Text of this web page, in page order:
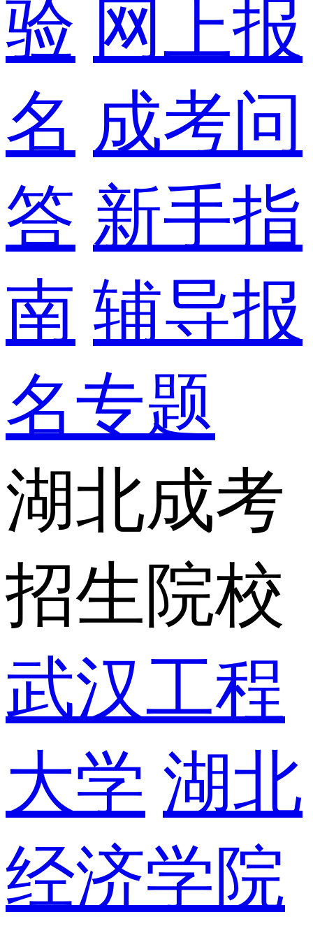
验 网上报
名 成考问
答 新手指
南 辅导报
名专题
湖北成考
招生院校
武汉工程
大学 湖北
经济学院